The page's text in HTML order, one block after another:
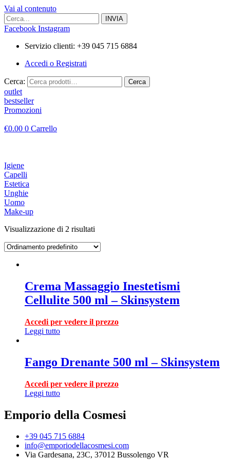
Vai al contenuto
Facebook Instagram
Servizio clienti: +39 045 715 6884
Accedi o Registrati
Cerca: Cerca
outlet
bestseller
Promozioni
€0.00 0 Carrello
Igiene
Capelli
Estetica
Unghie
Uomo
Make-up
Visualizzazione di 2 risultati
Crema Massaggio Inestetismi
Cellulite 500 ml – Skinsystem
Accedi per vedere il prezzo
Leggi tutto
Fango Drenante 500 ml – Skinsystem
Accedi per vedere il prezzo
Leggi tutto
Emporio della Cosmesi
+39 045 715 6884
info@emporiodellacosmesi.com
Via Gardesana, 23C, 37012 Bussolengo VR